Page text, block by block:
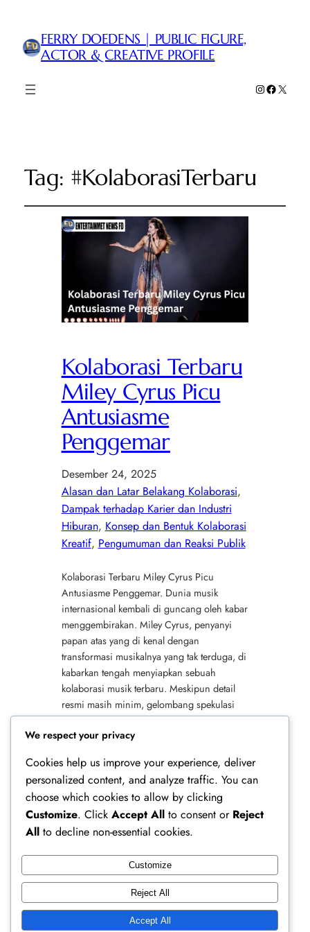
FERRY DOEDENS | PUBLIC FIGURE,
ACTOR & CREATIVE PROFILE
Instagram
Facebook
X
Tag: #KolaborasiTerbaru
Kolaborasi Terbaru
Miley Cyrus Picu
Antusiasme
Penggemar
Desember 24, 2025
Alasan dan Latar Belakang Kolaborasi
Dampak terhadap Karier dan Industri
Hiburan, Konsep dan Bentuk Kolaborasi
Kreatif, Pengumuman dan Reaksi Publik
Kolaborasi Terbaru Miley Cyrus Picu
Antusiasme Penggemar. Dunia musik
internasional kembali di guncang oleh kabar
menggembirakan. Miley Cyrus, penyanyi
papan atas yang di kenal dengan
transformasi musikalnya yang tak terduga, di
kabarkan tengah menyiapkan sebuah
kolaborasi musik terbaru. Meskipun detail
resmi masih minim, gelombang spekulasi
dan antisipasi telah memenuhi berbagai
platform media sosial dan forum…
Ferry Doedens | Public Figure, Actor & Creative
Profile
We respect your privacy
Cookies help us improve your experience, deliver
personalized content, and analyze traffic. You can
choose which cookies to allow by clicking
Customize. Click Accept All to consent or Reject
All to decline non-essential cookies.
Customize
Reject All
Accept All